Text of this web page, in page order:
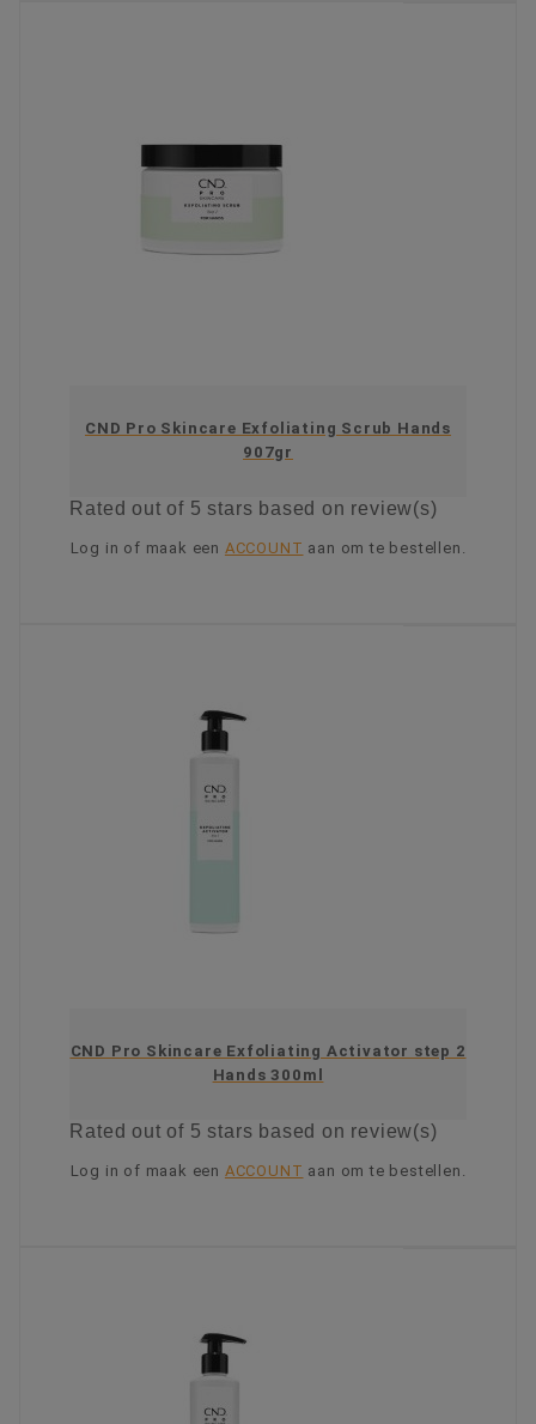
CND Pro Skincare Exfoliating Scrub Hands
907gr
Ratedout of 5 stars based on review(s)
Log in of maak een ACCOUNT aan om te bestellen.
CND Pro Skincare Exfoliating Activator step 2
Hands 300ml
Ratedout of 5 stars based on review(s)
Log in of maak een ACCOUNT aan om te bestellen.